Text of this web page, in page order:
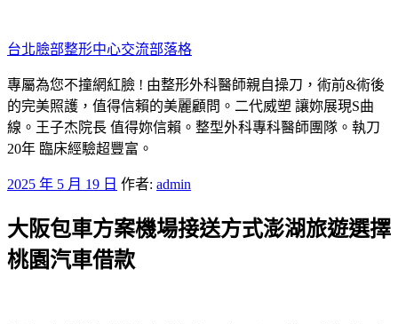
至
主
要
內
容
台北臉部整形中心交流部落格
專屬為您不撞網紅臉 ! 由整形外科醫師親自操刀，術前&術後
的完美照護，值得信賴的美麗顧問。二代威塑 讓妳展現S曲
線。王子杰院長 值得妳信賴。整型外科專科醫師團隊。執刀
20年 臨床經驗超豐富。
發
於
2025 年 5 月 19 日 作者: admin
大阪包車方案機場接送方式澎湖旅遊選擇
桃園汽車借款